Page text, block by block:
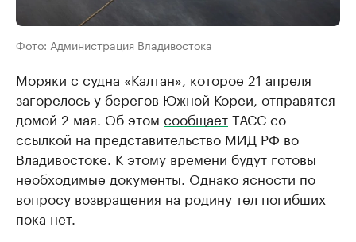
Фото: Администрация Владивостока
Моряки с судна «Калтан», которое 21 апреля
загорелось у берегов Южной Кореи, отправятся
домой 2 мая. Об этом сообщаетТАСС со
ссылкой на представительство МИД РФ во
Владивостоке. К этому времени будут готовы
необходимые документы. Однако ясности по
вопросу возвращения на родину тел погибших
пока нет.